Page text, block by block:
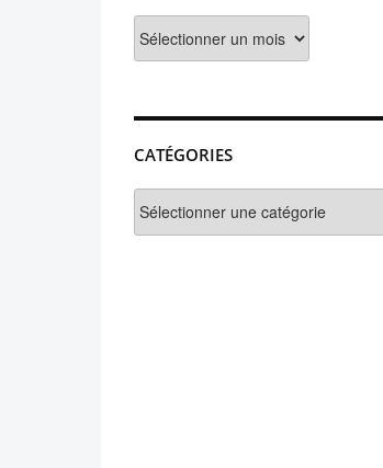
CATÉGORIES